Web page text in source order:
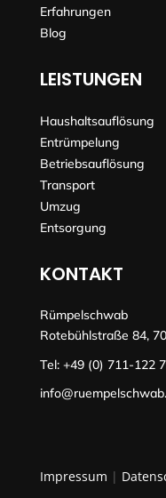
Erfahrungen
Blog
LEISTUNGEN
Haushaltsauflösung
Entrümpelung
Betriebsauflösung
Transport
Umzug
Entsorgung
KONTAKT
Rümpelschwab
Rotebühlstraße 84,
Tel: +49 (0) 711-122
Impressum |